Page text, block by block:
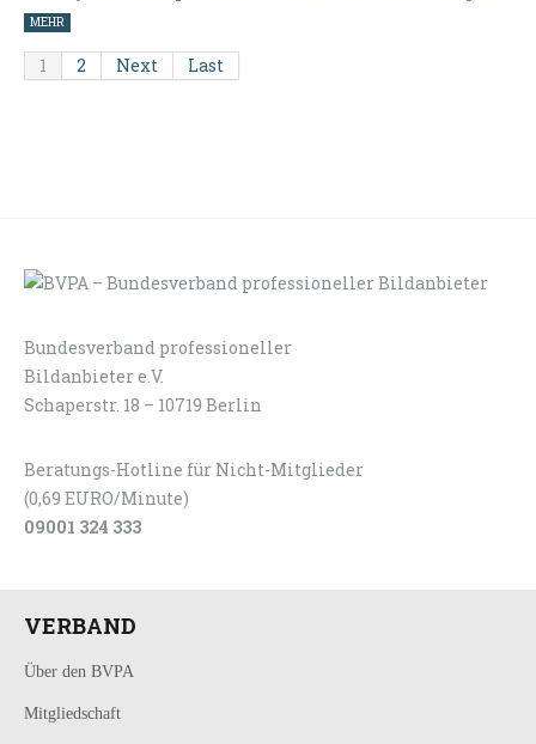
MEHR
1 2 Next Last
Bundesverband professioneller
Bildanbieter e.V.
Schaperstr. 18 – 10719 Berlin
Beratungs-Hotline für Nicht-Mitglieder
(0,69 EURO/Minute)
09001 324 333
VERBAND
Über den BVPA
Mitgliedschaft